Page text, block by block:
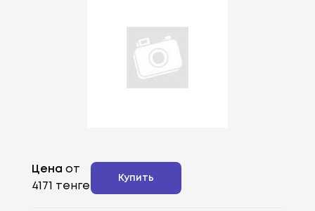
Цена от
4171 тенге
Купить